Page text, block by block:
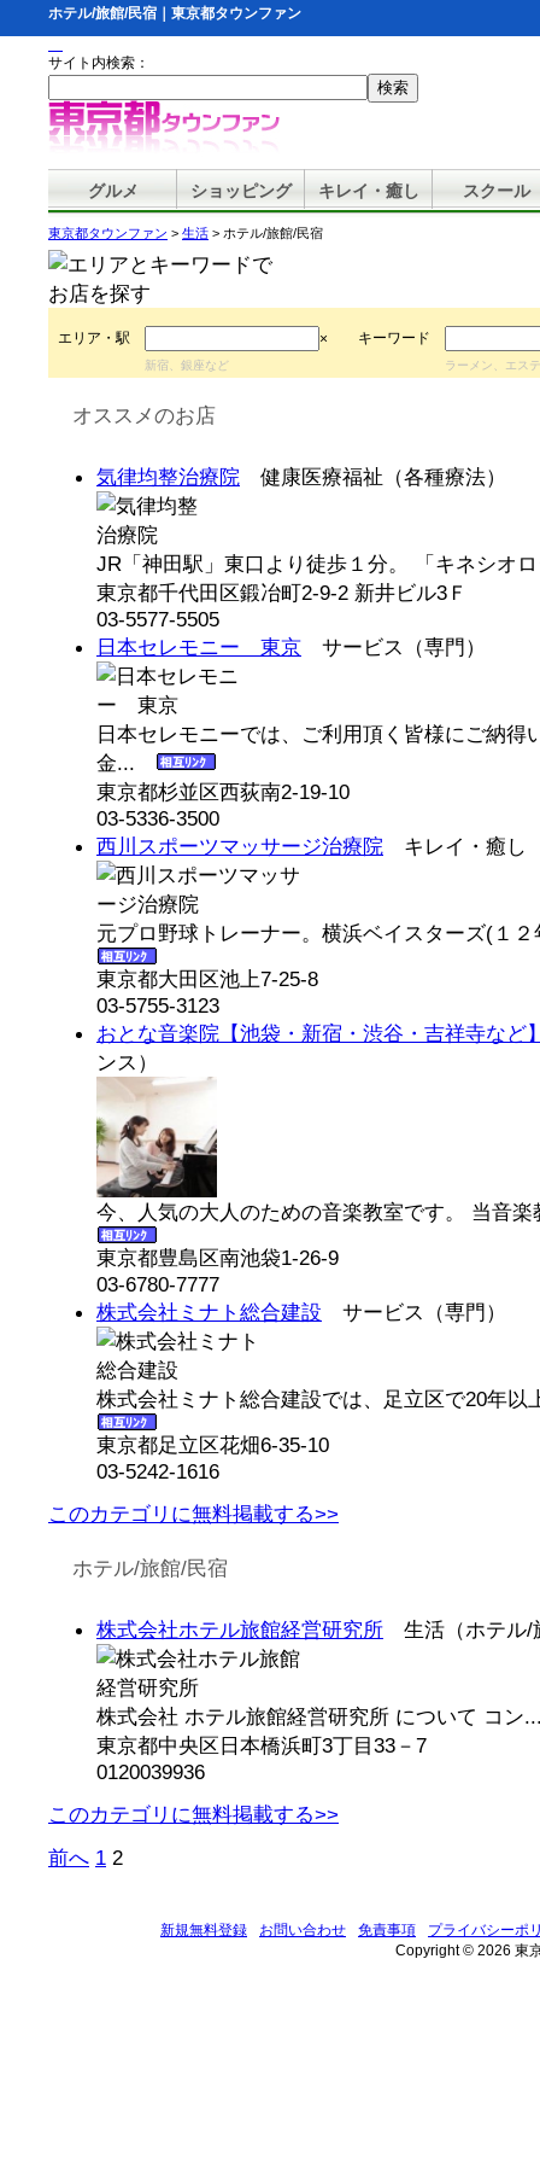
ホテル/旅館/民宿｜東京都タウンファン
サイト内検索：
グルメ ショッピング キレイ・癒し スクール
東京都タウンファン > 生活 > ホテル/旅館/民宿
エリア・駅 × キーワード
新宿、銀座など ラーメン、エス
オススメのお店
気律均整治療院 健康医療福祉（各種療法）
JR「神田駅」東口より徒歩１分。 「キネシ
東京都千代田区鍛冶町2-9-2 新井ビル3Ｆ
03-5577-5505
日本セレモニー 東京 サービス（専門）
日本セレモニーでは、ご利用頂く皆様にご納得
金...
東京都杉並区西荻南2-19-10
03-5336-3500
西川スポーツマッサージ治療院 キレイ・癒し
元プロ野球トレーナー。横浜ベイスターズ(１
東京都大田区池上7-25-8
03-5755-3123
おとな音楽院【池袋・新宿・渋谷・吉祥寺など
ンス）
今、人気の大人のための音楽教室です。 当音
東京都豊島区南池袋1-26-9
03-6780-7777
株式会社ミナト総合建設 サービス（専門）
株式会社ミナト総合建設では、足立区で20年
東京都足立区花畑6-35-10
03-5242-1616
このカテゴリに無料掲載する>>
ホテル/旅館/民宿
株式会社ホテル旅館経営研究所 生活（ホテル/
株式会社 ホテル旅館経営研究所 について コン
東京都中央区日本橋浜町3丁目33－7
0120039936
このカテゴリに無料掲載する>>
前へ 1 2
新規無料登録 お問い合わせ 免責事項
プライバシーポ
Copyright © 2026 東